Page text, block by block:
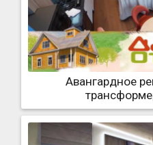
Авангардное